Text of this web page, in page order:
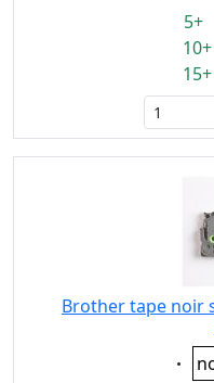
5+
Brother tape noir